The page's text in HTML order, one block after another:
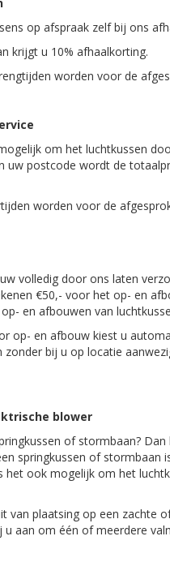
op afspraak zelf bij ons
krijgt u 10% afhaalkorting.
worden voor de
om het luchtkussen
uw postcode wordt de
worden voor de
volledig door ons laten
€50,- voor het op- en
en afbouwen van
op- en afbouw kiest u
bij u op locatie
blower
of stormbaan?
springkussen of
het ook mogelijk om het
van plaatsing op een zachte
aan om één of meerdere